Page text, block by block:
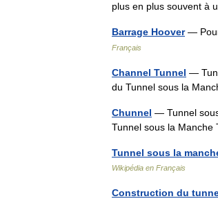
plus en plus souvent
Barrage Hoover— Pour
Français
Channel Tunnel —
du Tunnel sous la
Chunnel — Tunnel
Tunnel sous la
Tunnel sous la
Wikipédia en Français
Construction du